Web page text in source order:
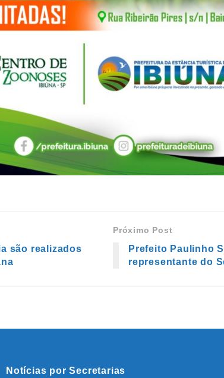
são realizados
Próximo Post
Prefeito Paulinho
representante do
Notícias por Secretarias